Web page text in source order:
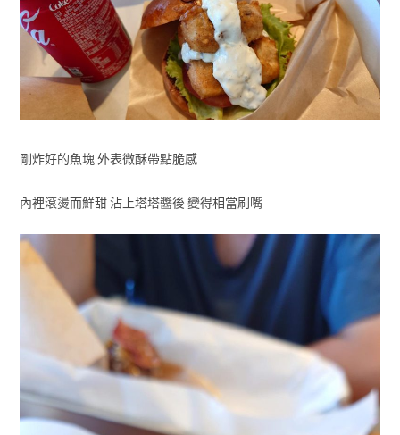
剛炸好的魚塊 外表微酥帶點脆感
內裡滾燙而鮮甜 沾上塔塔醬後 變得相當刷嘴